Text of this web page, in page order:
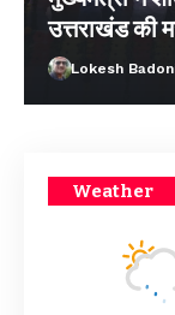
उत्तराखंड की
Lokesh
Weather